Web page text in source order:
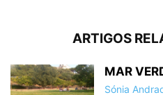
ARTIGOS
MAR
Sónia